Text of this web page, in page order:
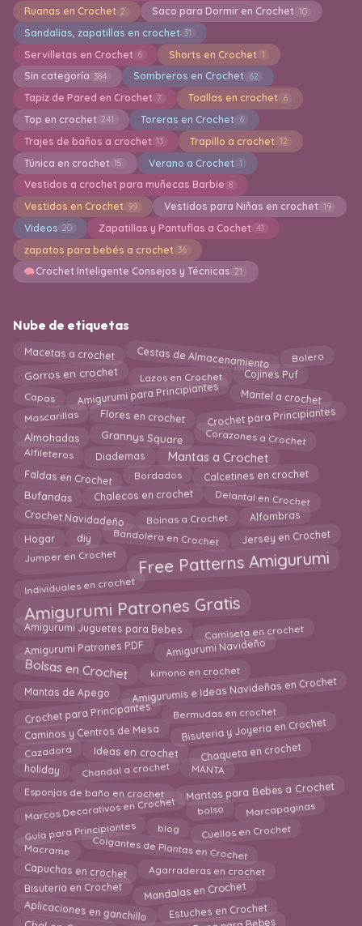
Ruanas en Crochet 2 Saco para Dormir en Crochet 10
Sandalias, zapatillas en crochet 31
Servilletas en Crochet 6 Shorts en Crochet 1
Sin categoría 384 Sombreros en Crochet 62
Tapiz de Pared en Crochet 7 Toallas en crochet 6
Top en crochet 241 Toreras en Crochet 6
Trajes de baños a crochet 13 Trapillo a crochet 12
Túnica en crochet 15 Verano a Crochet 1
Vestidos a crochet para muñecas Barbie 8
Vestidos en Crochet 99 Vestidos para Niñas en crochet 19
Videos 20 Zapatillas y Pantuflas a Cochet 41
zapatos para bebés a crochet 36
Crochet Inteligente Consejos y Técnicas 21
Nube de etiquetas
Macetas a crochet Cestas de Almacenamiento Bolero
Gorros en crochet Lazos en Crochet Cojines Puf
Capas Amigurumi para Principiantes Mantel a crochet
Mascarillas Flores en crochet Crochet para Principiantes
Almohadas Grannys Square Corazones a Crochet
Alfileteros Diademas Mantas a Crochet
Faldas en Crochet Bordados Calcetines en crochet
Bufandas Chalecos en crochet Delantal en Crochet
Crochet Navidadeño Boinas a Crochet Alfombras
Hogar diy Bandolera en Crochet Jersey en Crochet
Jumper en Crochet Free Patterns Amigurumi
Individuales en crochet
Amigurumi Patrones Gratis
Amigurumi Juguetes para Bebes Camiseta en crochet
Amigurumi Patrones PDF Amigurumi Navideño
Bolsas en Crochet kimono en crochet
Mantas de Apego Amigurumis e Ideas Navideñas en Crochet
Crochet para Principantes Bermudas en crochet
Caminos y Centros de Mesa Bisuteria y Joyeria en Crochet
Cazadora Ideas en crochet Chaqueta en crochet
holiday Chandal a crochet MANTA
Esponjas de baño en crochet Mantas para Bebes a Crochet
Marcos Decorativos en Crochet bolso Marcapaginas
Guía para Principiantes blog Cuellos en Crochet
Macrame Colgantes de Plantas en Crochet
Capuchas en crochet Agarraderas en crochet
Bisutería en Crochet Mandalas en Crochet
Aplicaciones en ganchillo Estuches en Crochet